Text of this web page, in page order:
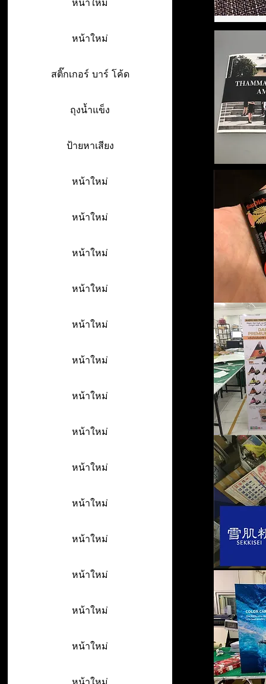
หน้าใหม่
หน้าใหม่
สติ๊กเกอร์ บาร์ โค้ด
ถุงน้ำแข็ง
ป้ายหาเสียง
หน้าใหม่
หน้าใหม่
หน้าใหม่
หน้าใหม่
หน้าใหม่
หน้าใหม่
หน้าใหม่
หน้าใหม่
หน้าใหม่
หน้าใหม่
หน้าใหม่
หน้าใหม่
หน้าใหม่
หน้าใหม่